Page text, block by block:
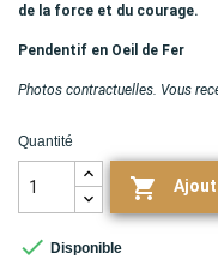
de la force et du courage.
Pendentif en Oeil de Fer
Photos contractuelles. Vous
Quantité

 Disponible